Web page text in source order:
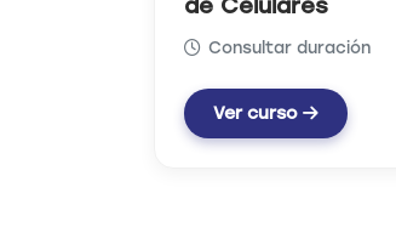
Consultar duración
Ver curso